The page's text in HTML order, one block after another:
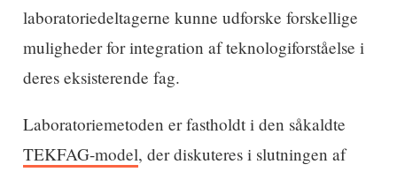
laboratoriedeltagerne kunne udforske forskellige
muligheder for integration af teknologiforståelse i
deres eksisterende fag.
Laboratoriemetoden er fastholdt i den såkaldte
TEKFAG-model, der diskuteres i slutningen af